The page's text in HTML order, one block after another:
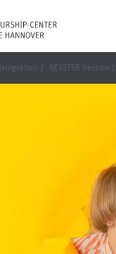
Neuigkeiten / NEXSTER Venture